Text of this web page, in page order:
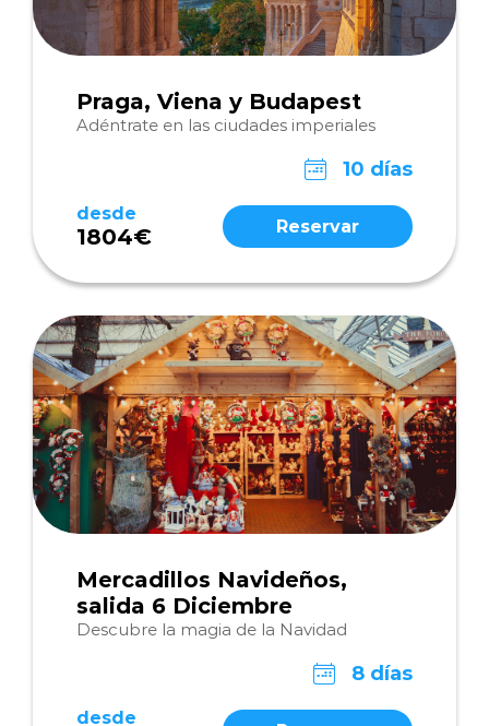
Praga, Viena y Budapest
Adéntrate en las ciudades imperiales
10 días
desde
1804€ Reservar
Mercadillos Navideños,
salida 6 Diciembre
Descubre la magia de la Navidad
8 días
desde